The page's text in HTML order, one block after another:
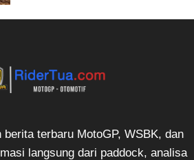
terbaru MotoGP, WSBK, dan
langsung dari paddock, analisa